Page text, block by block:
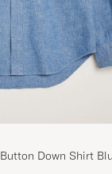
Down Shirt